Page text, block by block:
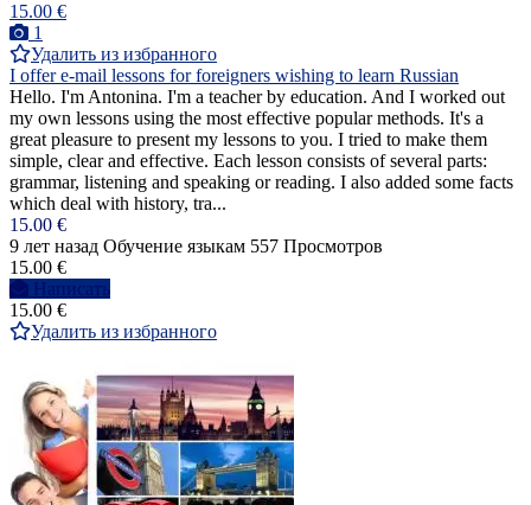
15.00 €
1
Удалить из избранного
I offer e-mail lessons for foreigners wishing to learn Russian
Hello. I'm Antonina. I'm a teacher by education. And I worked out
my own lessons using the most effective popular methods. It's a
great pleasure to present my lessons to you. I tried to make them
simple, clear and effective. Each lesson consists of several parts:
grammar, listening and speaking or reading. I also added some facts
which deal with history, tra...
15.00 €
9 лет назад Обучение языкам 557 Просмотров
15.00 €
Написать
15.00 €
Удалить из избранного